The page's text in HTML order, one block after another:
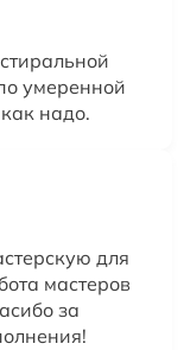
умеренной
надо.
для
мастеров
за